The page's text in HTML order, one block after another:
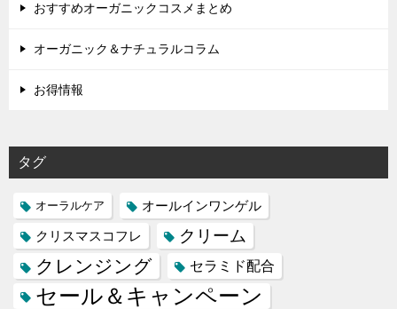
おすすめオーガニックコスメまとめ
オーガニック＆ナチュラルコラム
お得情報
タグ
オーラルケア
オールインワンゲル
クリスマスコフレ
クリーム
クレンジング セラミド配合
セール＆キャンペーン